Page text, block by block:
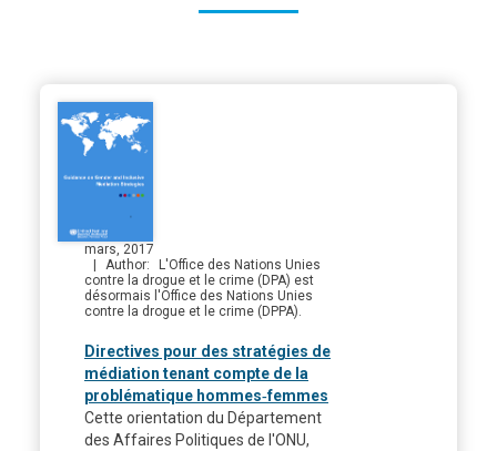
mars, 2017
Author
L'Office des Nations Unies
contre la drogue et le crime (DPA) est
désormais l'Office des Nations Unies
contre la drogue et le crime (DPPA).
Directives pour des stratégies de
médiation tenant compte de la
problématique hommes‑femmes
Cette orientation du Département
des Affaires Politiques de l'ONU,